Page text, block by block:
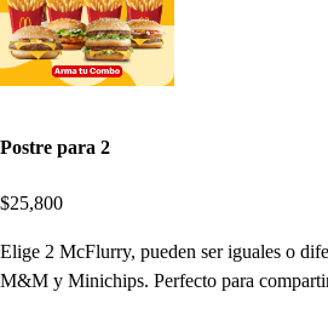
Postre para 2
$25,800
Elige 2 McFlurry, pueden ser iguales o
M&M y Minichips. Perfecto para